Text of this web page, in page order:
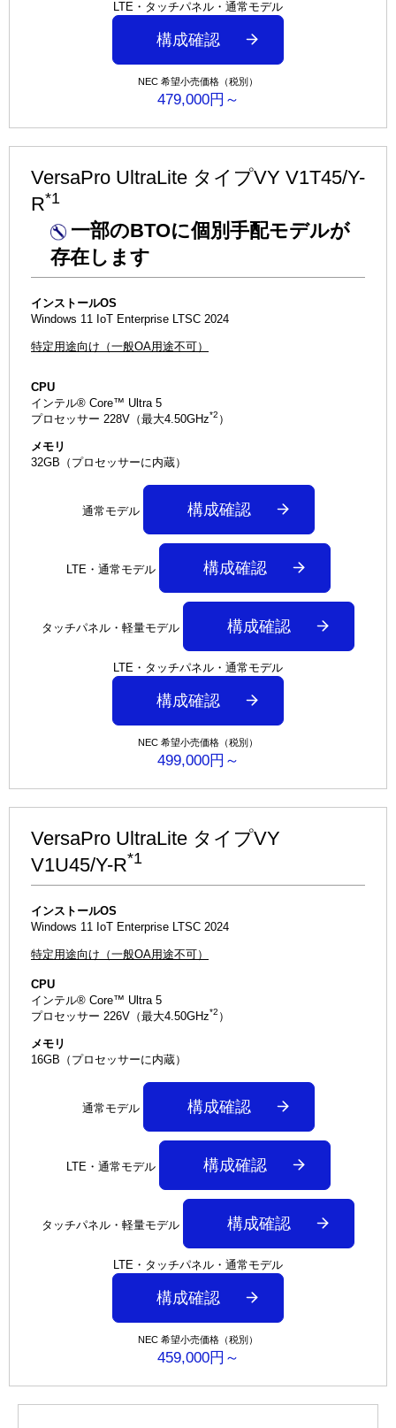
構成確認
NEC 希望小売価格（税別）
479,000円～
VersaPro UltraLite タイプVY V1T45/Y-
R*1
一部のBTOに個別手配モデルが
存在します
インストールOS
Windows 11 IoT Enterprise LTSC 2024
特定用途向け（一般OA用途不可）
CPU
インテル® Core™ Ultra 5
プロセッサー 228V（最大4.50GHz*2 ）
メモリ
32GB（プロセッサーに内蔵）
通常モデル 構成確認
LTE・通常モデル 構成確認
タッチパネル・軽量モデル 構成確認
構成確認
NEC 希望小売価格（税別）
499,000円～
VersaPro UltraLite タイプVY
V1U45/Y-R*1
インストールOS
Windows 11 IoT Enterprise LTSC 2024
特定用途向け（一般OA用途不可）
CPU
インテル® Core™ Ultra 5
プロセッサー 226V（最大4.50GHz*2 ）
メモリ
16GB（プロセッサーに内蔵）
通常モデル 構成確認
LTE・通常モデル 構成確認
タッチパネル・軽量モデル 構成確認
構成確認
NEC 希望小売価格（税別）
459,000円～